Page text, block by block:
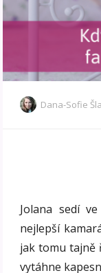
Dana-Sofie
Jolana sedí
nejlepší
jak tomu tajně
vytáhne